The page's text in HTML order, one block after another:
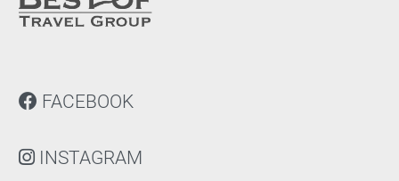
FACEBOOK
INSTAGRAM